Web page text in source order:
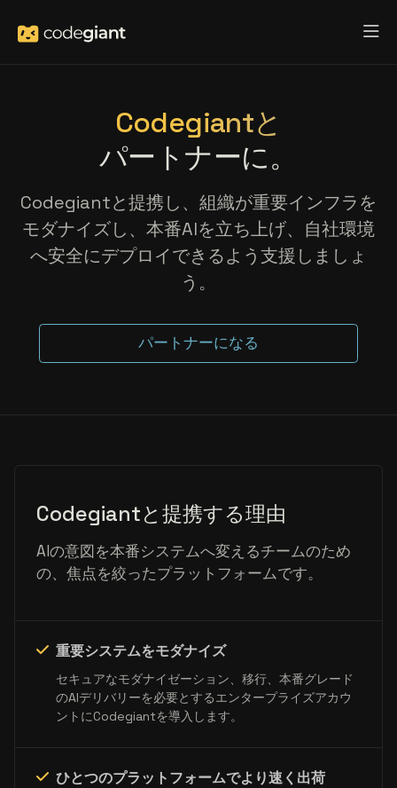
Codegiantと
パートナーに。
Codegiantと提携し、組織が重要インフラを
モダナイズし、本番AIを立ち上げ、自社環境
へ安全にデプロイできるよう支援しましょ
う。
パートナーになる
Codegiantと提携する理由
AIの意図を本番システムへ変えるチームのため
の、焦点を絞ったプラットフォームです。
重要システムをモダナイズ
セキュアなモダナイゼーション、移行、本番グレード
のAIデリバリーを必要とするエンタープライズアカウ
ントにCodegiantを導入します。
ひとつのプラットフォームでより速く出荷